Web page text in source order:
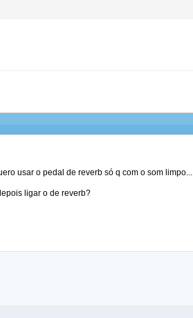
usar o pedal de reverb só q com o som limpo...
ligar o de reverb?